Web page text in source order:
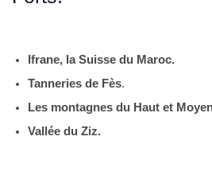
Ifrane, la Suisse du Maroc.
Tanneries de Fès.
Les montagnes du Haut et
Vallée du Ziz.